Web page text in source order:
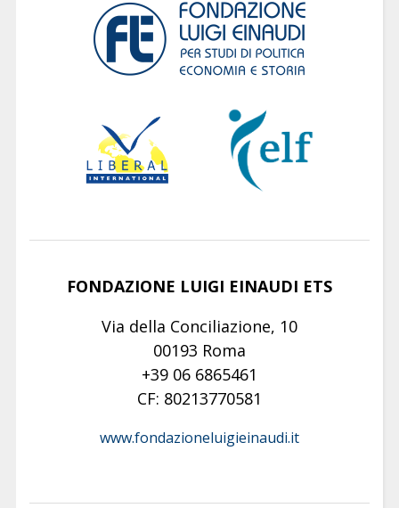
FONDAZIONE LUIGI EINAUDI ETS
Via della Conciliazione, 10
00193 Roma
+39 06 6865461
CF: 80213770581
www.fondazioneluigieinaudi.it